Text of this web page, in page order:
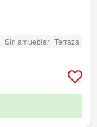
Sin amueblar Terraza